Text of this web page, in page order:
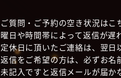
ご質問・ご予約の空き状況はこ
曜日や時間帯によって返信が遅
定休日に頂いたご連絡は、翌日
返信をご希望の方は、必ずお名
未記入ですと返信メールが届か